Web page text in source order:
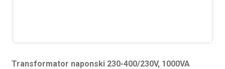
Transformator naponski 230-400/230V, 1000VA